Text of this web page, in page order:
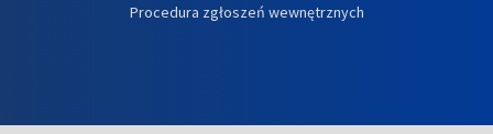
Procedura zgłoszeń wewnętrznych